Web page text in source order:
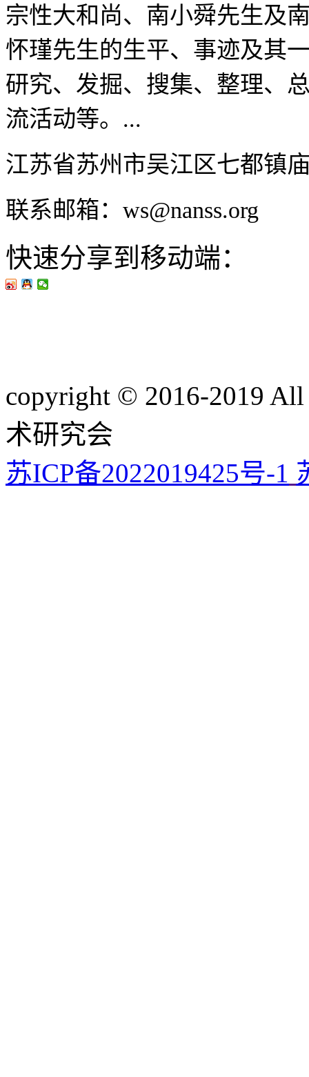
宗性大和尚、南小舜先生及
怀瑾先生的生平、事迹及其
研究、发掘、搜集、整理、
流活动等。...
江苏省苏州市吴江区七都镇
联系邮箱：ws@nanss.org
快速分享到移动端：
copyright © 2016-2019
术研究会
苏ICP备2022019425号-1